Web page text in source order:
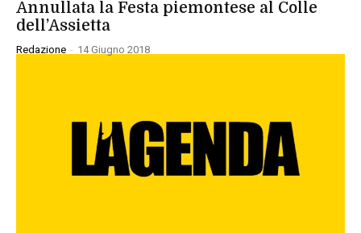
Annullata la Festa piemontese al Colle
dell’Assietta
Redazione - 14 Giugno 2018